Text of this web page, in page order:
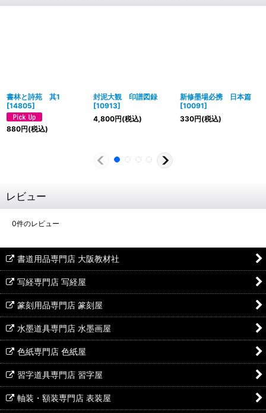
書林と詩苑 其1
[14805]
880円(税込)
封泥大観 印譜図録
[10913]
4,800円(税込)
新修墨場必携 日本篇
[10091]
330円(税込)
レビュー
0件のレビュー
書道用品専門店 大阪教材社
写経専門店 写経屋
篆刻用品専門店 篆刻屋
水墨道具専門店 水墨画屋
色紙専門店 色紙屋
習字道具専門店 習字屋
軸装・額装専門店 表装屋